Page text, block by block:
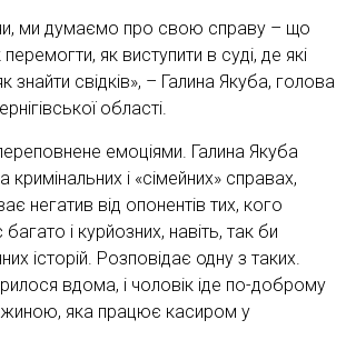
ми думаємо про свою справу – що
як виступити в суді, де які
знайти свідків», – Галина Якуба, голова
області.
емоціями. Галина Якуба
кримінальних і «сімейних» справах,
негатив від опонентів тих, кого
і курйозних, навіть, так би
історій. Розповідає одну з таких.
вдома, і чоловік іде по-доброму
яка працює касиром у